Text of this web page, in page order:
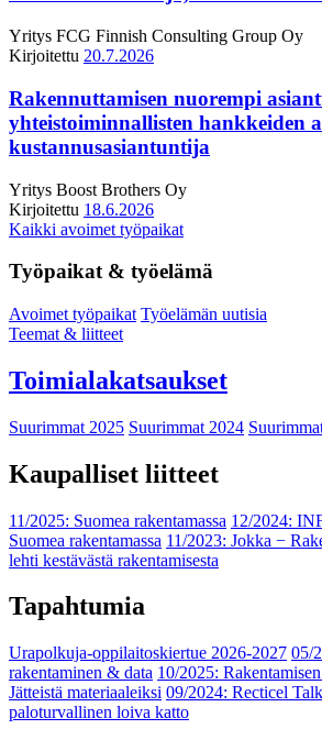
Yritys FCG Finnish Consulting Group Oy
Kirjoitettu 20.7.2026
Rakennuttamisen nuorempi
yhteistoiminnallisten hankkeiden
kustannusasiantuntija
Yritys Boost Brothers Oy
Kirjoitettu 18.6.2026
Kaikki avoimet työpaikat
Työpaikat & työelämä
Avoimet työpaikat Työelämän uutisia
Teemat & liitteet
Toimialakatsaukset
Suurimmat 2025 Suurimmat 2024
Kaupalliset liitteet
11/2025: Suomea rakentamassa 12/2024:
Suomea rakentamassa 11/2023: Jokka −
lehti kestävästä rakentamisesta
Tapahtumia
Urapolkuja-oppilaitoskiertue 2026-2027 05/
rakentaminen & data 10/2025:
Jätteistä materiaaleiksi 09/2024: Recticel
paloturvallinen loiva katto